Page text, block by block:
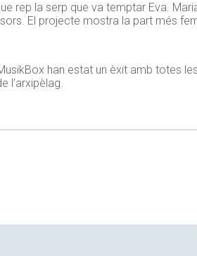
rep la serp que va temptar Eva.
El projecte mostra la part més
han estat un èxit amb totes
l’arxipèlag.